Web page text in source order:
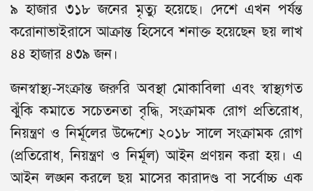
৯ হাজার ৩১৮ জনের মৃত্যু হয়েছে। দেশে এখন পর্যন্ত
করোনাভাইরাসে আক্রান্ত হিসেবে শনাক্ত হয়েছেন ছয় লাখ
৪৪ হাজার ৪৩৯ জন।
জনস্বাস্থ্য-সংক্রান্ত জরুরি অবস্থা মোকাবিলা এবং স্বাস্থ্যগত
ঝুঁকি কমাতে সচেতনতা বৃদ্ধি, সংক্রামক রোগ প্রতিরোধ,
নিয়ন্ত্রণ ও নির্মূলের উদ্দেশ্যে ২০১৮ সালে সংক্রামক রোগ
(প্রতিরোধ, নিয়ন্ত্রণ ও নির্মূল) আইন প্রণয়ন করা হয়। এ
আইন লঙ্ঘন করলে ছয় মাসের কারাদণ্ড বা সর্বোচ্চ এক